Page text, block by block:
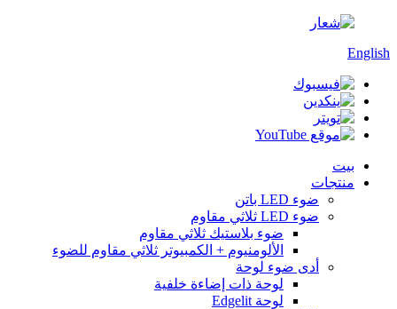
English
بيت
منتجات
ضوء LED باتن
ضوء LED ثلاثي مقاوم
ضوء بلاستيك ثلاثي مقاوم
الألومنيوم + الكمبيوتر ثلاثي مقاوم للضوء
أدى ضوء لوحة
لوحة ذات إضاءة خلفية
لوحة Edgelit